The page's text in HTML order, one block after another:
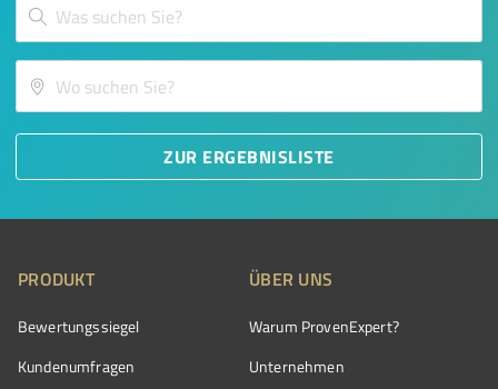
ZUR ERGEBNISLISTE
PRODUKT
Bewertungssiegel
Kundenumfragen
ÜBER UNS
Warum ProvenExpert?
Unternehmen